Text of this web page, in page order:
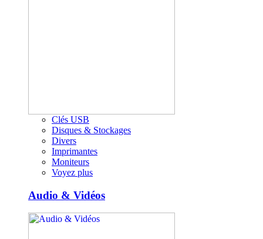
Clés USB
Disques & Stockages
Divers
Imprimantes
Moniteurs
Voyez plus
Audio & Vidéos